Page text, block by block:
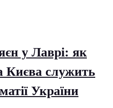
у Лаврі: як
Києва служить
України